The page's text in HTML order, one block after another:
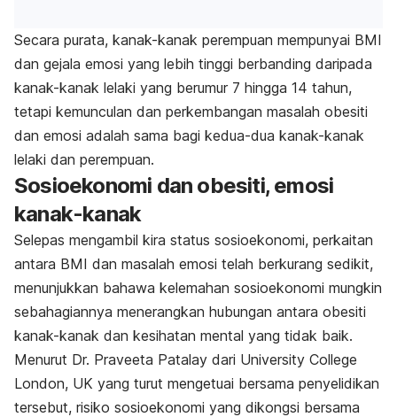
Secara purata, kanak-kanak perempuan mempunyai BMI
dan gejala emosi yang lebih tinggi berbanding daripada
kanak-kanak lelaki yang berumur 7 hingga 14 tahun,
tetapi kemunculan dan perkembangan masalah obesiti
dan emosi adalah sama bagi kedua-dua kanak-kanak
lelaki dan perempuan.
Sosioekonomi dan obesiti, emosi
kanak-kanak
Selepas mengambil kira status sosioekonomi, perkaitan
antara BMI dan masalah emosi telah berkurang sedikit,
menunjukkan bahawa kelemahan sosioekonomi mungkin
sebahagiannya menerangkan hubungan antara obesiti
kanak-kanak dan kesihatan mental yang tidak baik.
Menurut Dr. Praveeta Patalay dari University College
London, UK yang turut mengetuai bersama penyelidikan
tersebut, risiko sosioekonomi yang dikongsi bersama